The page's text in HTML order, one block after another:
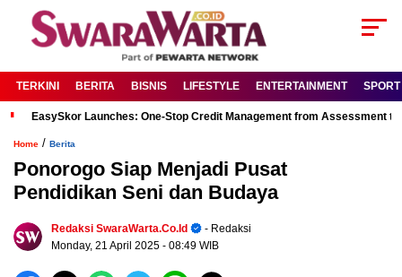
TERKINI BERITA BISNIS LIFESTYLE ENTERTAINMENT SPORT
EasySkor Launches: One-Stop Credit Management from Assessment
Home / Berita
Ponorogo Siap Menjadi Pusat
Pendidikan Seni dan Budaya
Redaksi SwaraWarta.co.id
- Redaksi
Monday, 21 April 2025 - 08:49 WIB